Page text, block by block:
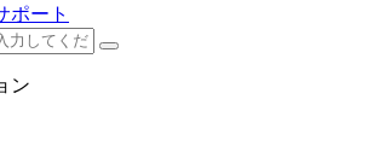
ポート
ン